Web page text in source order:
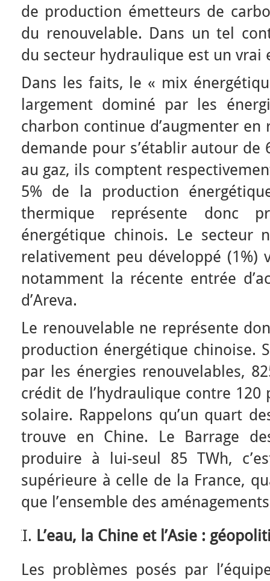
de production émetteurs de
du renouvelable. Dans un tel
du secteur hydraulique est un vrai
Dans les faits, le « mix
largement dominé par les
charbon continue d’augmenter
demande pour s’établir autour de
au gaz, ils comptent
5% de la production
thermique représente donc
énergétique chinois. Le secteur
relativement peu développé
notamment la récente entrée
d’Areva.
Le renouvelable ne représente
production énergétique chinoise.
par les énergies renouvelables,
crédit de l’hydraulique contre
solaire. Rappelons qu’un quart
trouve en Chine. Le Barrage
produire à lui-seul 85 TWh,
supérieure à celle de la France,
que l’ensemble des
L’eau, la Chine et l’Asie :
Les problèmes posés par